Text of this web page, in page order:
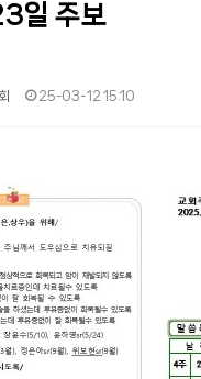
일 주보
25-03-12 15:10